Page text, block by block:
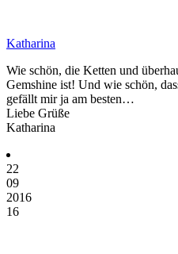
Katharina
Wie schön, die Ketten und
Gemshine ist! Und wie schön,
gefällt mir ja am besten…
Liebe Grüße
Katharina
22
09
2016
16